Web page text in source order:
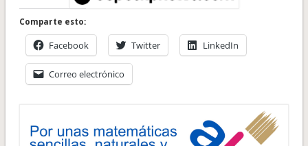
Comparte esto:
Facebook Twitter LinkedIn
Correo electrónico